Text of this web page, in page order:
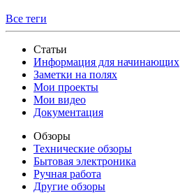
Все теги
Статьи
Информация для начинающих
Заметки на полях
Мои проекты
Мои видео
Документация
Обзоры
Технические обзоры
Бытовая электроника
Ручная работа
Другие обзоры